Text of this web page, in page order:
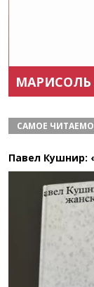
МАРИСОЛЬ
САМОЕ
Павел Кушнир: